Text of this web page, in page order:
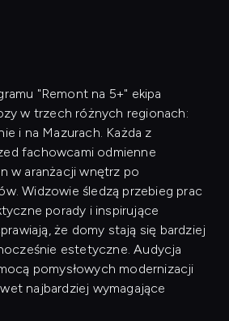
"Remont na 5+" ekipa
w trzech różnych regionach:
i na Mazurach. Każda z
fachowcami odmienne
w aranżacji wnętrz po
Widzowie śledzą przebieg prac
porady i inspirujące
że domy stają się bardziej
estetyczne. Audycja
pomysłowych modernizacji
najbardziej wymagające